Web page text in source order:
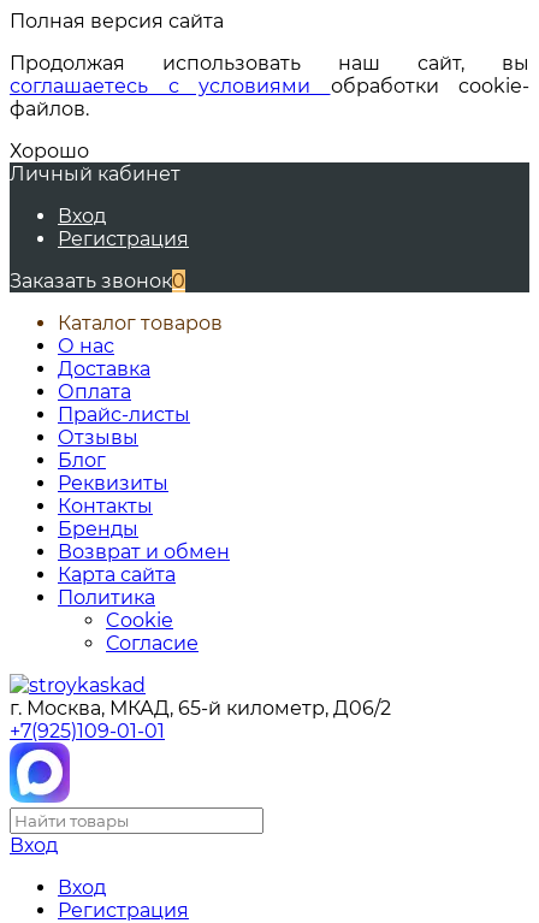
Полная версия сайта
Продолжая использовать наш сайт, вы
соглашаетесь с условиями обработки cookie-
файлов.
Хорошо
Личный кабинет
Вход
Регистрация
Заказать звонок0
Каталог товаров
О нас
Доставка
Оплата
Прайс-листы
Отзывы
Блог
Реквизиты
Контакты
Бренды
Возврат и обмен
Карта сайта
Политика
Cookie
Согласие
г. Москва, МКАД, 65-й километр, Д06/2
+7(925)109-01-01
Вход
Вход
Регистрация